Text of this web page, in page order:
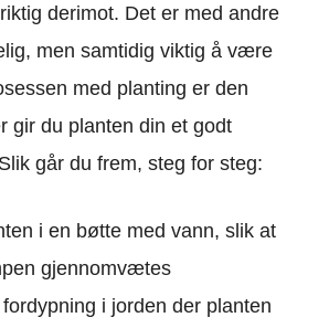
derimot. Det er med andre
men samtidig viktig å være
med planting er den
gir du planten din et godt
går du frem, steg for steg:
i en bøtte med vann, slik at
gjennomvætes
i jorden der planten